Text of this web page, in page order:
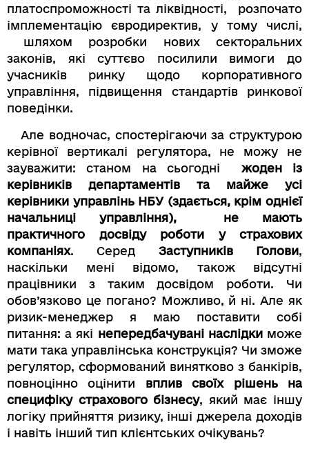
платоспроможності та ліквідності, розпочато
імплементацію євродиректив, у тому числі,
шляхом розробки нових секторальних
законів, які суттєво посилили вимоги до
учасників ринку щодо корпоративного
управління, підвищення стандартів ринкової
поведінки.
Але водночас, спостерігаючи за структурою
керівної вертикалі регулятора, не можу не
зауважити: станом на сьогодні жоден із
керівників департаментів та майже усі
керівники управлінь НБУ (здається, крім однієї
начальниці управління), не мають
практичного досвіду роботи у страхових
компаніях. Серед Заступників Голови,
наскільки мені відомо, також відсутні
працівники з таким досвідом роботи. Чи
обов’язково це погано? Можливо, й ні. Але як
ризик-менеджер я маю поставити собі
питання: а які непередбачувані наслідкиможе
мати така управлінська конструкція? Чи зможе
регулятор, сформований винятково з банкірів,
повноцінно оцінити вплив своїх рішень на
специфіку страхового бізнесу, який має іншу
логіку прийняття ризику, інші джерела доходів
і навіть інший тип клієнтських очікувань?